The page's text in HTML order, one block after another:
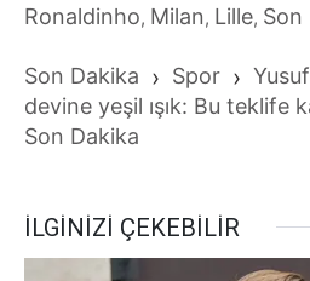
Ronaldinho, Milan, Lille, Son
Son Dakika › Spor ›
devine yeşil ışık: Bu teklife
Son Dakika